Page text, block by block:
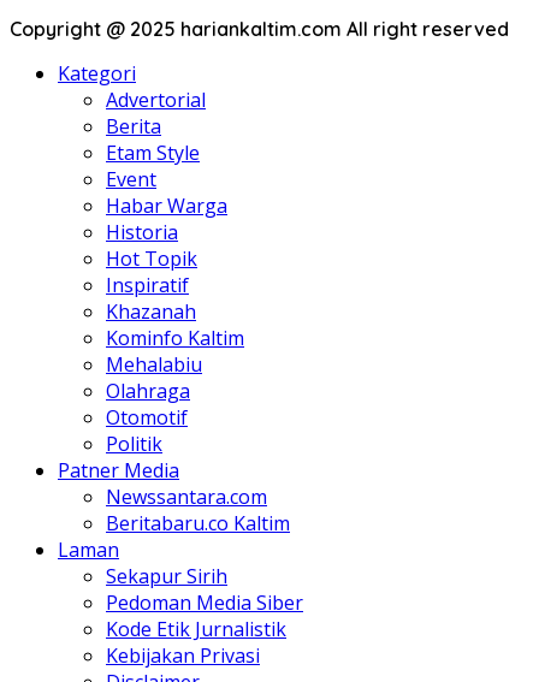
Copyright @ 2025 hariankaltim.com All right reserved
Kategori
Advertorial
Berita
Etam Style
Event
Habar Warga
Historia
Hot Topik
Inspiratif
Khazanah
Kominfo Kaltim
Mehalabiu
Olahraga
Otomotif
Politik
Patner Media
Newssantara.com
Beritabaru.co Kaltim
Laman
Sekapur Sirih
Pedoman Media Siber
Kode Etik Jurnalistik
Kebijakan Privasi